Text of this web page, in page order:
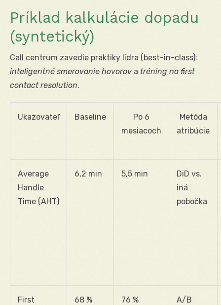
Príklad kalkulácie dopadu
(syntetický)
Call centrum zavedie praktiky lídra (best-in-class):
inteligentné smerovanie hovorov a tréning na first
contact resolution.
Ukazovateľ Baseline
Po 6
mesiacoch
Metóda
atribúcie
Average
Handle
Time (AHT)
6,2 min 5,5 min
DiD vs.
iná
pobočka
First
68 % 76 %
A/B